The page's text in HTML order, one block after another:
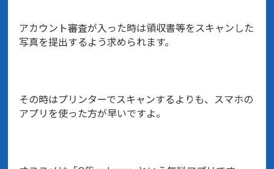
アカウント審査が入った時は領収書等をスキャンした
写真を提出するよう求められます。
その時はプリンターでスキャンするよりも、スマホの
アプリを使った方が早いですよ。